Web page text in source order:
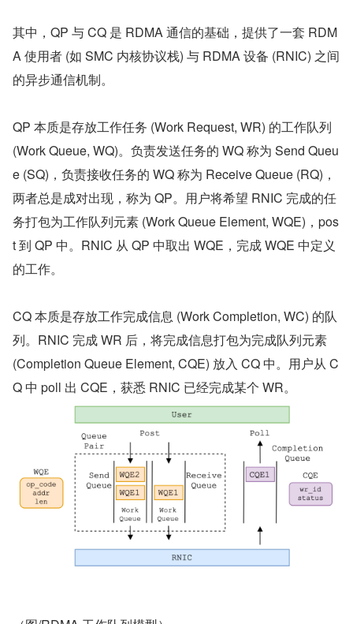
其中，QP 与 CQ 是 RDMA 通信的基础，提供了一套 RDM
A 使用者 (如 SMC 内核协议栈) 与 RDMA 设备 (RNIC) 之间
的异步通信机制。
QP 本质是存放工作任务 (Work Request, WR) 的工作队列
(Work Queue, WQ)。负责发送任务的 WQ 称为 Send Queu
e (SQ)，负责接收任务的 WQ 称为 Receive Queue (RQ)，
两者总是成对出现，称为 QP。用户将希望 RNIC 完成的任
务打包为工作队列元素 (Work Queue Element, WQE)，pos
t 到 QP 中。RNIC 从 QP 中取出 WQE，完成 WQE 中定义
的工作。
CQ 本质是存放工作完成信息 (Work Completion, WC) 的队
列。RNIC 完成 WR 后，将完成信息打包为完成队列元素
(Completion Queue Element, CQE) 放入 CQ 中。用户从 C
Q 中 poll 出 CQE，获悉 RNIC 已经完成某个 WR。